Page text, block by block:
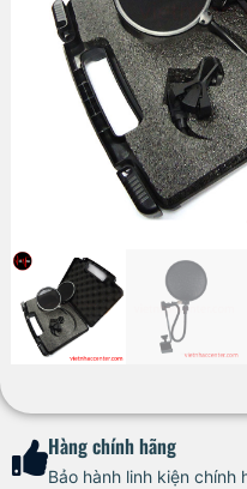
Hàng chính hãng
Bảo hành linh kiện chính